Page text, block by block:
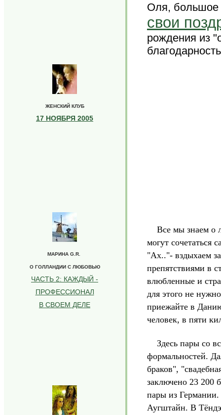
ЖЕНСКИЙ КЛУБ
17 НОЯБРЯ 2005
МАРИНА G.R.
О ГОЛЛАНДИИ С ЛЮБОВЬЮ
ЧАСТЬ 2: КАЖДЫЙ -
ПРОФЕССИОНАЛ
В СВОЕМ ДЕЛЕ
Оля, большое
свои
рождения из
Все мы знаем о
могут сочетаться
"Ах.."- вздыхаем
препятствиями в
влюбленные и
для этого не
приежайте в
человек, в пяти
Здесь пары со
формальностей.
браков",
заключено 23 200
пары из
Аугштайн. В